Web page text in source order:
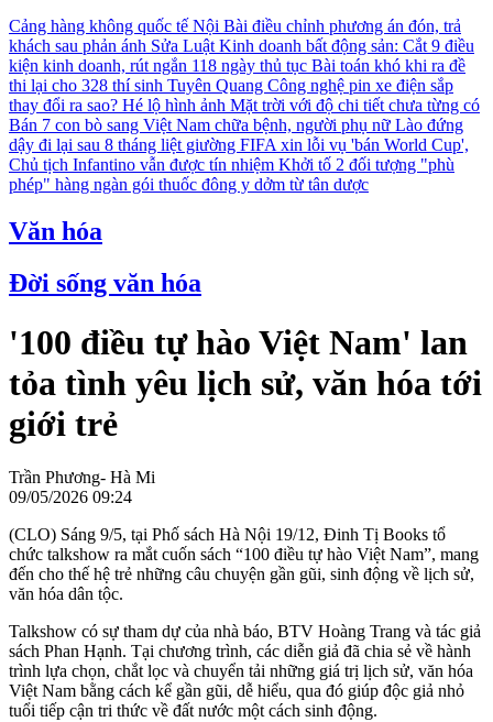
Cảng hàng không quốc tế Nội Bài điều chỉnh phương án đón, trả
khách sau phản ánh Sửa Luật Kinh doanh bất động sản: Cắt 9 điều
kiện kinh doanh, rút ngắn 118 ngày thủ tục Bài toán khó khi ra đề
thi lại cho 328 thí sinh Tuyên Quang Công nghệ pin xe điện sắp
thay đổi ra sao? Hé lộ hình ảnh Mặt trời với độ chi tiết chưa từng có
Bán 7 con bò sang Việt Nam chữa bệnh, người phụ nữ Lào đứng
dậy đi lại sau 8 tháng liệt giường FIFA xin lỗi vụ 'bán World Cup',
Chủ tịch Infantino vẫn được tín nhiệm Khởi tố 2 đối tượng "phù
phép" hàng ngàn gói thuốc đông y dởm từ tân dược
Văn hóa
Đời sống văn hóa
'100 điều tự hào Việt Nam' lan
tỏa tình yêu lịch sử, văn hóa tới
giới trẻ
Trần Phương- Hà Mi
09/05/2026 09:24
(CLO) Sáng 9/5, tại Phố sách Hà Nội 19/12, Đinh Tị Books tổ
chức talkshow ra mắt cuốn sách “100 điều tự hào Việt Nam”, mang
đến cho thế hệ trẻ những câu chuyện gần gũi, sinh động về lịch sử,
văn hóa dân tộc.
Talkshow có sự tham dự của nhà báo, BTV Hoàng Trang và tác giả
sách Phan Hạnh. Tại chương trình, các diễn giả đã chia sẻ về hành
trình lựa chọn, chắt lọc và chuyển tải những giá trị lịch sử, văn hóa
Việt Nam bằng cách kể gần gũi, dễ hiểu, qua đó giúp độc giả nhỏ
tuổi tiếp cận tri thức về đất nước một cách sinh động.